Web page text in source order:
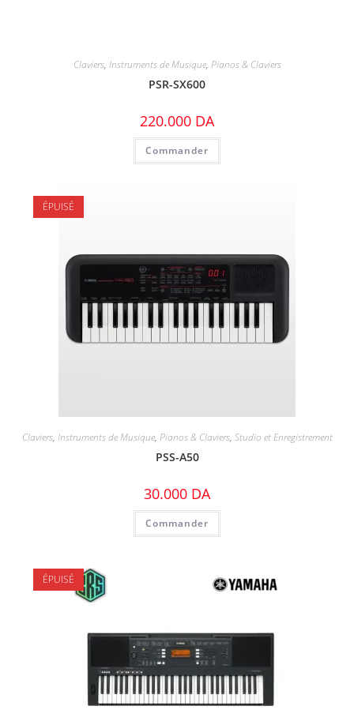
Claviers, Instruments de Musique, Pianos & Claviers
PSR-SX600
220.000 DA
Commander
ÉPUISÉ
Claviers, Instruments de Musique, Pianos & Claviers, Studio et Enregistrement
PSS-A50
30.000 DA
Commander
ÉPUISÉ